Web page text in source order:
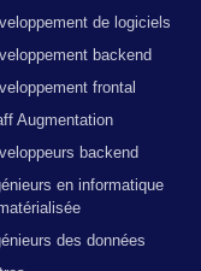
de logiciels
backend
frontal
Augmentation
backend
en informatique
des données